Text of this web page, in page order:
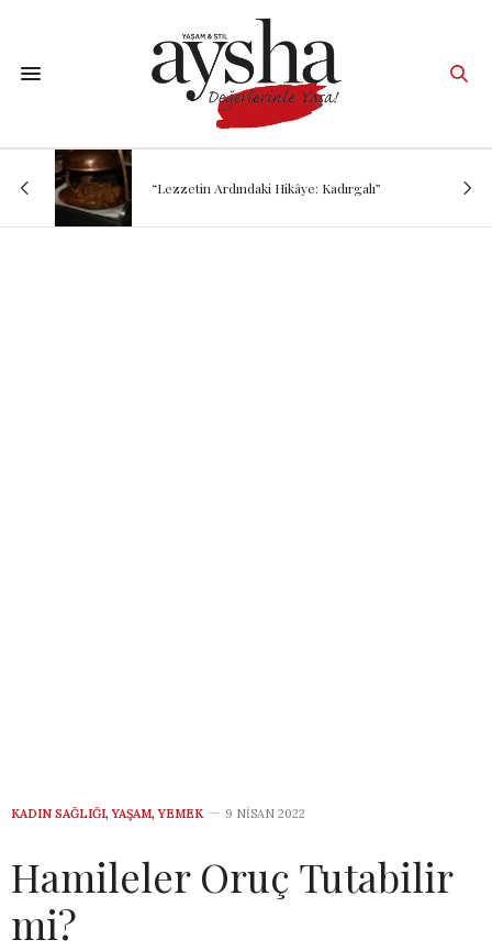
“Lezzetin Ardındaki Hikâye: Kadırgalı”
KADIN SAĞLIĞI, YAŞAM, YEMEK 9 NISAN 2022
Hamileler Oruç Tutabilir
mi?